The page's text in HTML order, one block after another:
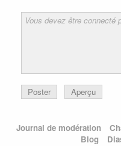
Poster Aperçu
Journal de modération
Blog